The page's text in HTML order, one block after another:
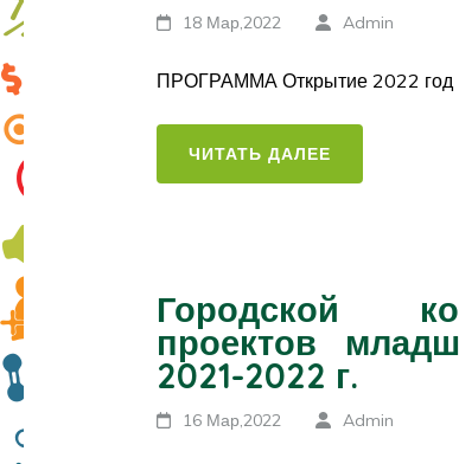
18 Мар,2022 Admin
ПРОГРАММА Открытие 2022 год
ЧИТАТЬ ДАЛЕЕ
Городской
проектов
2021-2022 г.
16 Мар,2022 Admin